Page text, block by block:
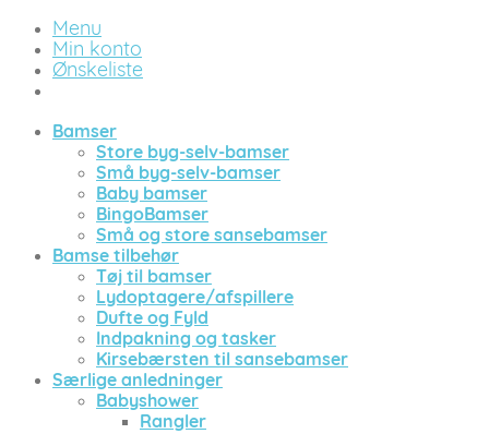
Menu
Min konto
Ønskeliste
Bamser
Store byg-selv-bamser
Små byg-selv-bamser
Baby bamser
BingoBamser
Små og store sansebamser
Bamse tilbehør
Tøj til bamser
Lydoptagere/afspillere
Dufte og Fyld
Indpakning og tasker
Kirsebærsten til sansebamser
Særlige anledninger
Babyshower
Rangler